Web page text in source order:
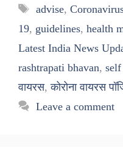
Tags
advise,
19, guidelines, health
Latest India News
rashtrapati bhavan,
वायरस,कोरोना वायरस
Leave a comment